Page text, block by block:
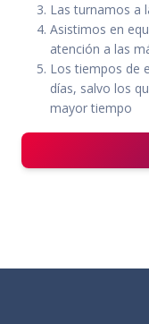
Las turnamos a
Asistimos en
atención a las
Los tiempos de
días, salvo los
mayor tiempo